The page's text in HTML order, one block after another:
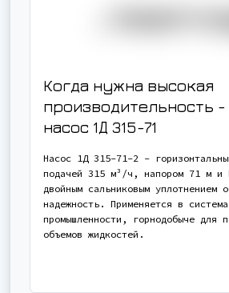
Когда нужна высокая
производительность
насос 1Д 315-71
Насос 1Д 315-71-2 -
подачей 315 м³/ч, напором 71 м и
двойным сальниковым уплотнением
надежность. Применяется в
промышленности, горнодобыче для
объемов жидкостей.